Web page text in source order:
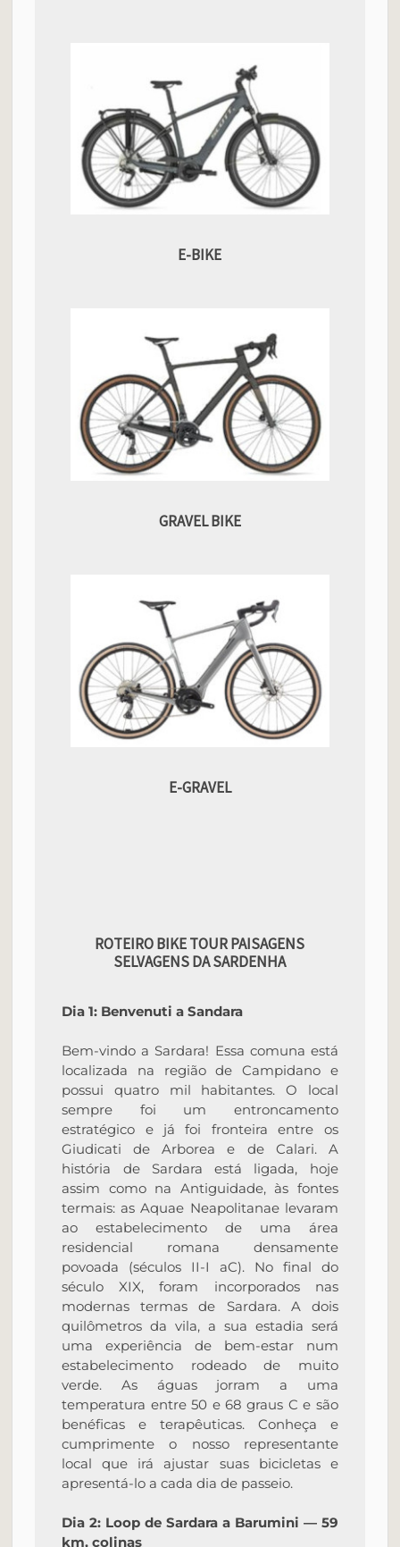
E-BIKE
GRAVEL BIKE
E-GRAVEL
ROTEIRO BIKE TOUR PAISAGENS
SELVAGENS DA SARDENHA
Dia 1: Benvenuti a Sandara
Bem-vindo a Sardara! Essa comuna está
localizada na região de Campidano e
possui quatro mil habitantes. O local
sempre foi um entroncamento
estratégico e já foi fronteira entre os
Giudicati de Arborea e de Calari. A
história de Sardara está ligada, hoje
assim como na Antiguidade, às fontes
termais: as Aquae Neapolitanae levaram
ao estabelecimento de uma área
residencial romana densamente
povoada (séculos II-I aC). No final do
século XIX, foram incorporados nas
modernas termas de Sardara. A dois
quilômetros da vila, a sua estadia será
uma experiência de bem-estar num
estabelecimento rodeado de muito
verde. As águas jorram a uma
temperatura entre 50 e 68 graus C e são
benéficas e terapêuticas. Conheça e
cumprimente o nosso representante
local que irá ajustar suas bicicletas e
apresentá-lo a cada dia de passeio.
Dia 2: Loop de Sardara a Barumini — 59
km, colinas